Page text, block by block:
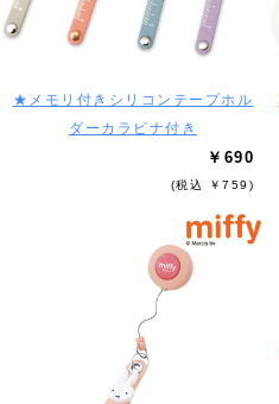
★メモリ付きシリコンテープホル
ダーカラビナ付き
￥690
(税込 ￥759)